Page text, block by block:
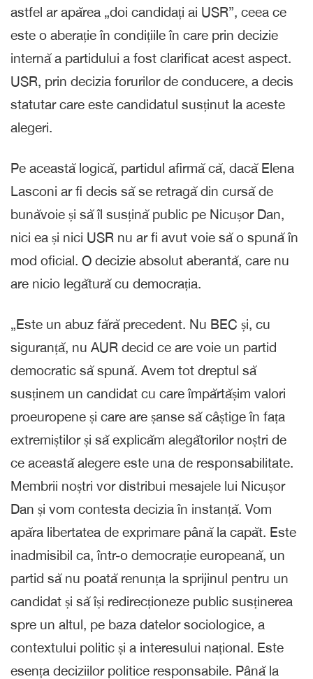
astfel ar apărea „doi candidați ai USR”, ceea ce
este o aberație în condițiile în care prin decizie
internă a partidului a fost clarificat acest aspect.
USR, prin decizia forurilor de conducere, a decis
statutar care este candidatul susținut la aceste
alegeri.
Pe această logică, partidul afirmă că, dacă Elena
Lasconi ar fi decis să se retragă din cursă de
bunăvoie și să îl susțină public pe Nicușor Dan,
nici ea și nici USR nu ar fi avut voie să o spună în
mod oficial. O decizie absolut aberantă, care nu
are nicio legătură cu democrația.
„Este un abuz fără precedent. Nu BEC și, cu
siguranță, nu AUR decid ce are voie un partid
democratic să spună. Avem tot dreptul să
susținem un candidat cu care împărtășim valori
proeuropene și care are șanse să câștige în fața
extremiștilor și să explicăm alegătorilor noștri de
ce această alegere este una de responsabilitate.
Membrii noștri vor distribui mesajele lui Nicușor
Dan și vom contesta decizia în instanță. Vom
apăra libertatea de exprimare până la capăt. Este
inadmisibil ca, într-o democrație europeană, un
partid să nu poată renunța la sprijinul pentru un
candidat și să își redirecționeze public susținerea
spre un altul, pe baza datelor sociologice, a
contextului politic și a interesului național. Este
esența deciziilor politice responsabile. Până la